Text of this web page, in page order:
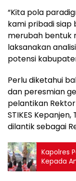
“Kita pola
kami pribadi siap
merubah bentuk
laksanakan
potensi
Perlu diketahui
dan peresmian
pelantikan
STIKES Kepanjen,
dilantik sebagai
Kapolres
Kepada
Jelang